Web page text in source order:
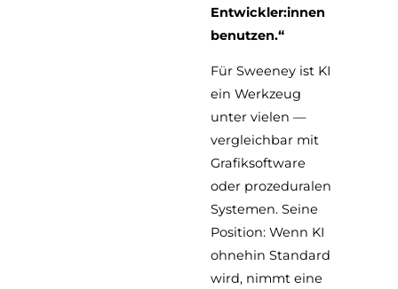
Entwickler:innen
benutzen.“
Für Sweeney ist KI
ein Werkzeug
unter vielen —
vergleichbar mit
Grafiksoftware
oder prozeduralen
Systemen. Seine
Position: Wenn KI
ohnehin Standard
wird, nimmt eine